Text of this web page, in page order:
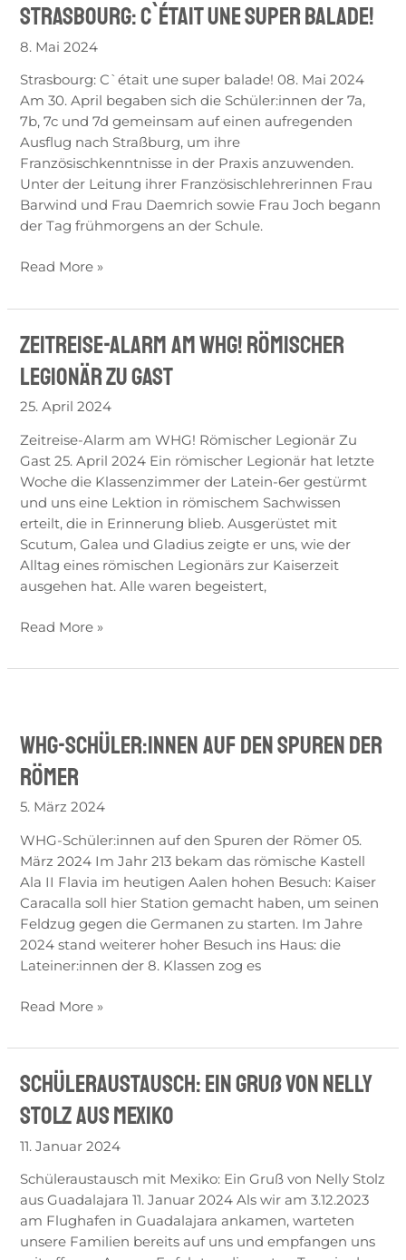
Strasbourg: C`était une super balade!
8. Mai 2024
Strasbourg: C`était une super balade! 08. Mai 2024
Am 30. April begaben sich die Schüler:innen der 7a,
7b, 7c und 7d gemeinsam auf einen aufregenden
Ausflug nach Straßburg, um ihre
Französischkenntnisse in der Praxis anzuwenden.
Unter der Leitung ihrer Französischlehrerinnen Frau
Barwind und Frau Daemrich sowie Frau Joch begann
der Tag frühmorgens an der Schule.
Strasbourg:
une
super
balade!
Read More »
Zeitreise-Alarm am WHG! Römischer
Legionär zu Gast
25. April 2024
Zeitreise-Alarm am WHG! Römischer Legionär Zu
Gast 25. April 2024 Ein römischer Legionär hat letzte
Woche die Klassenzimmer der Latein-6er gestürmt
und uns eine Lektion in römischem Sachwissen
erteilt, die in Erinnerung blieb. Ausgerüstet mit
Scutum, Galea und Gladius zeigte er uns, wie der
Alltag eines römischen Legionärs zur Kaiserzeit
ausgehen hat. Alle waren begeistert,
Zeitreise-
am
WHG!
Legionär
zu
Gast
Read More »
WHG-Schüler:innen auf den Spuren der
Römer
5. März 2024
WHG-Schüler:innen auf den Spuren der Römer 05.
März 2024 Im Jahr 213 bekam das römische Kastell
Ala II Flavia im heutigen Aalen hohen Besuch: Kaiser
Caracalla soll hier Station gemacht haben, um seinen
Feldzug gegen die Germanen zu starten. Im Jahre
2024 stand weiterer hoher Besuch ins Haus: die
Lateiner:innen der 8. Klassen zog es
auf
den
Spuren
der
Read More »
Schüleraustausch: Ein Gruß von Nelly
Stolz aus Mexiko
11. Januar 2024
Schüleraustausch mit Mexiko: Ein Gruß von Nelly Stolz
aus Guadalajara 11. Januar 2024 Als wir am 3.12.2023
am Flughafen in Guadalajara ankamen, warteten
unsere Familien bereits auf uns und empfangen uns
Schüleraustausch:
Gruß
von
Stolz
aus
Mexiko